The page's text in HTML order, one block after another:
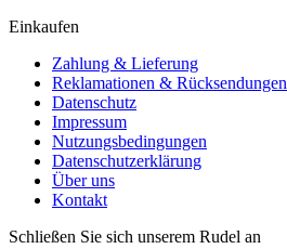
Einkaufen
Zahlung & Lieferung
Reklamationen & Rücksendungen
Datenschutz
Impressum
Nutzungsbedingungen
Datenschutzerklärung
Über uns
Kontakt
Schließen Sie sich unserem Rudel an